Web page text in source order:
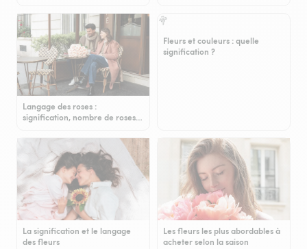
Langage des roses :
signification, nombre de roses…
Fleurs et couleurs : quelle
signification ?
La signification et le langage
des fleurs
Les fleurs les plus abordables à
acheter selon la saison